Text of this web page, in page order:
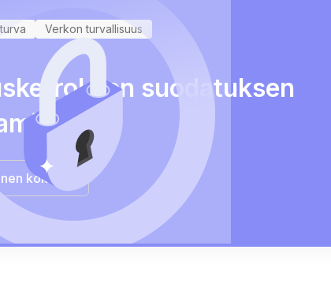
Verkon turvallisuus
suodatuksen
kokeilu